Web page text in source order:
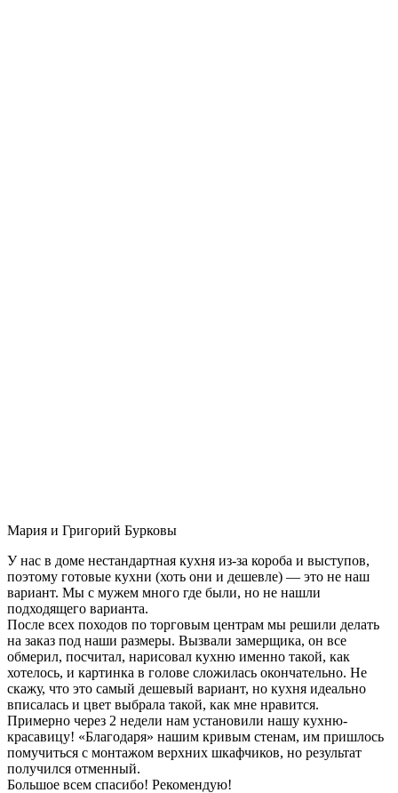
Мария и Григорий Бурковы
У нас в доме нестандартная кухня из-за короба и выступов,
поэтому готовые кухни (хоть они и дешевле) — это не наш
вариант. Мы с мужем много где были, но не нашли
подходящего варианта.
После всех походов по торговым центрам мы решили делать
на заказ под наши размеры. Вызвали замерщика, он все
обмерил, посчитал, нарисовал кухню именно такой, как
хотелось, и картинка в голове сложилась окончательно. Не
скажу, что это самый дешевый вариант, но кухня идеально
вписалась и цвет выбрала такой, как мне нравится.
Примерно через 2 недели нам установили нашу кухню-
красавицу! «Благодаря» нашим кривым стенам, им пришлось
помучиться с монтажом верхних шкафчиков, но результат
получился отменный.
Большое всем спасибо! Рекомендую!